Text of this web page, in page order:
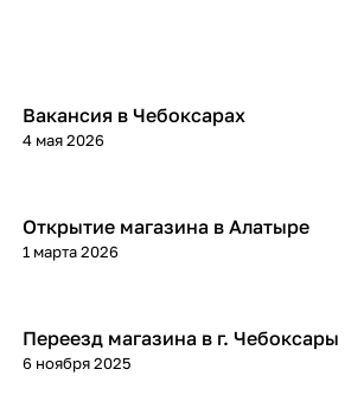
Вакансия в Чебоксарах
4 мая 2026
Открытие магазина в Алатыре
1 марта 2026
Переезд магазина в г. Чебоксары
6 ноября 2025